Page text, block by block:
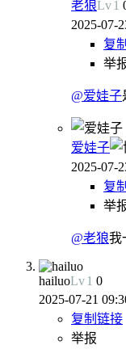
老狼Lv1
2025-07-
复
举
@爱娃子
爱娃子
2025-07-
复
举
@老狼我
hailuoLv1 0
2025-07-21
复制链接
举报